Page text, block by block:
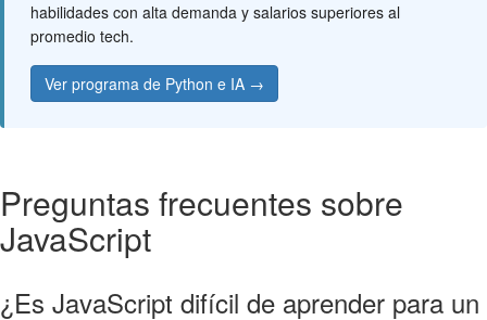
habilidades con alta demanda y salarios superiores al
promedio tech.
Ver programa de Python e IA →
Preguntas frecuentes sobre
JavaScript
¿Es JavaScript difícil de aprender para un